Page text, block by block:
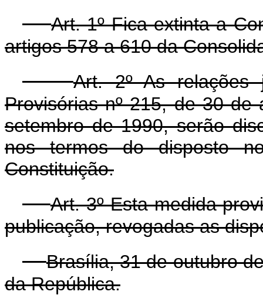
Art. 1º Fica extinta a
artigos 578 a 610 da
Art. 2º As relações
Provisórias nº 215, de 30
setembro de 1990, serão
nos termos do disposto
Constituição.
Art. 3º Esta medida
publicação, revogadas as
Brasília, 31 de outubro
da República.